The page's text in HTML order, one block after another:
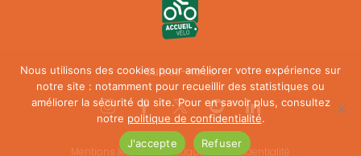
Suivez-nous
Mentions légales–Politique de confidentialité
Nous utilisons des cookies pour améliorer votre expérience sur
notre site : notamment pour recueillir des statistiques ou
améliorer la sécurité du site. Pour en savoir plus, consultez
notre politique de confidentialité.
J'accepte
Refuser